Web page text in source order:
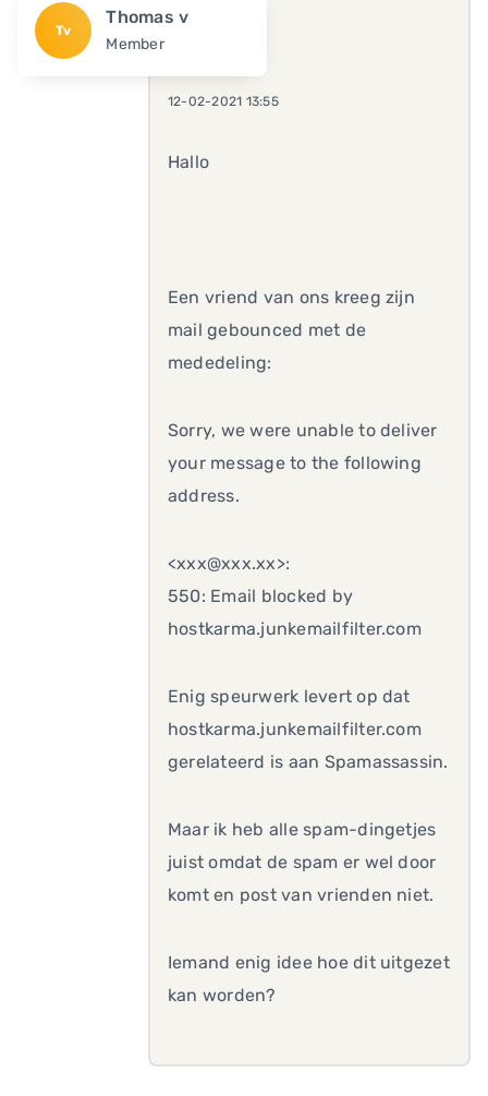
Tv
Thomas v
Member
12-02-2021 13:55
Hallo
Een vriend van ons kreeg zijn
mail gebounced met de
mededeling:
Sorry, we were unable to deliver
your message to the following
address.
<xxx@xxx.xx>:
550: Email blocked by
hostkarma.junkemailfilter.com
Enig speurwerk levert op dat
hostkarma.junkemailfilter.com
gerelateerd is aan Spamassassin.
Maar ik heb alle spam-dingetjes
juist omdat de spam er wel door
komt en post van vrienden niet.
Iemand enig idee hoe dit uitgezet
kan worden?